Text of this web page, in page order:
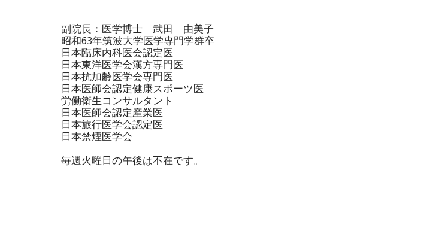
副院長：医学博士 武田 由美子
昭和63年筑波大学医学専門学群卒
日本臨床内科医会認定医
日本東洋医学会漢方専門医
日本抗加齢医学会専門医
日本医師会認定健康スポーツ医
労働衛生コンサルタント
日本医師会認定産業医
日本旅行医学会認定医
日本禁煙医学会
毎週火曜日の午後は不在です。